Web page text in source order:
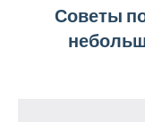
Советы